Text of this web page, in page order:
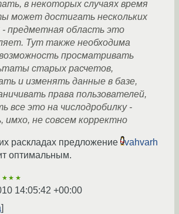
в некоторых случаях время
может достигать нескольких
- предметная область это
Тут также необходима
просматривать
старых расчетов,
и изменять данные в базе,
права пользователей,
все это на числодробилку -
имхо, не совсем корректно
раскладах предложение
vahvarh
оптимальным.
14:05:42 +00:00